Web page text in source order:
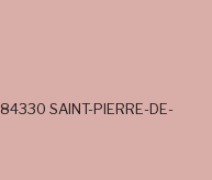
84330 SAINT-PIERRE-DE-